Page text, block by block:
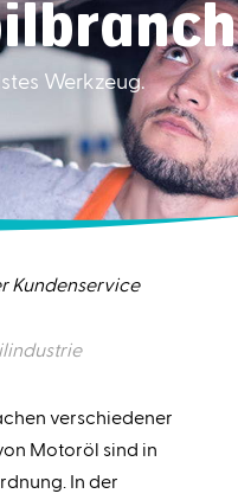
Werkzeug.
und Erfahrung
verschiedener
Motoröl sind in
In der